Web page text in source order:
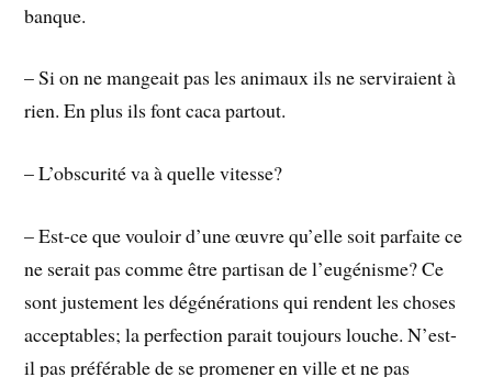
banque.
– Si on ne mangeait pas les animaux ils ne serviraient à
rien. En plus ils font caca partout.
– L’obscurité va à quelle vitesse?
– Est-ce que vouloir d’une œuvre qu’elle soit parfaite ce
ne serait pas comme être partisan de l’eugénisme? Ce
sont justement les dégénérations qui rendent les choses
acceptables; la perfection parait toujours louche. N’est-
il pas préférable de se promener en ville et ne pas